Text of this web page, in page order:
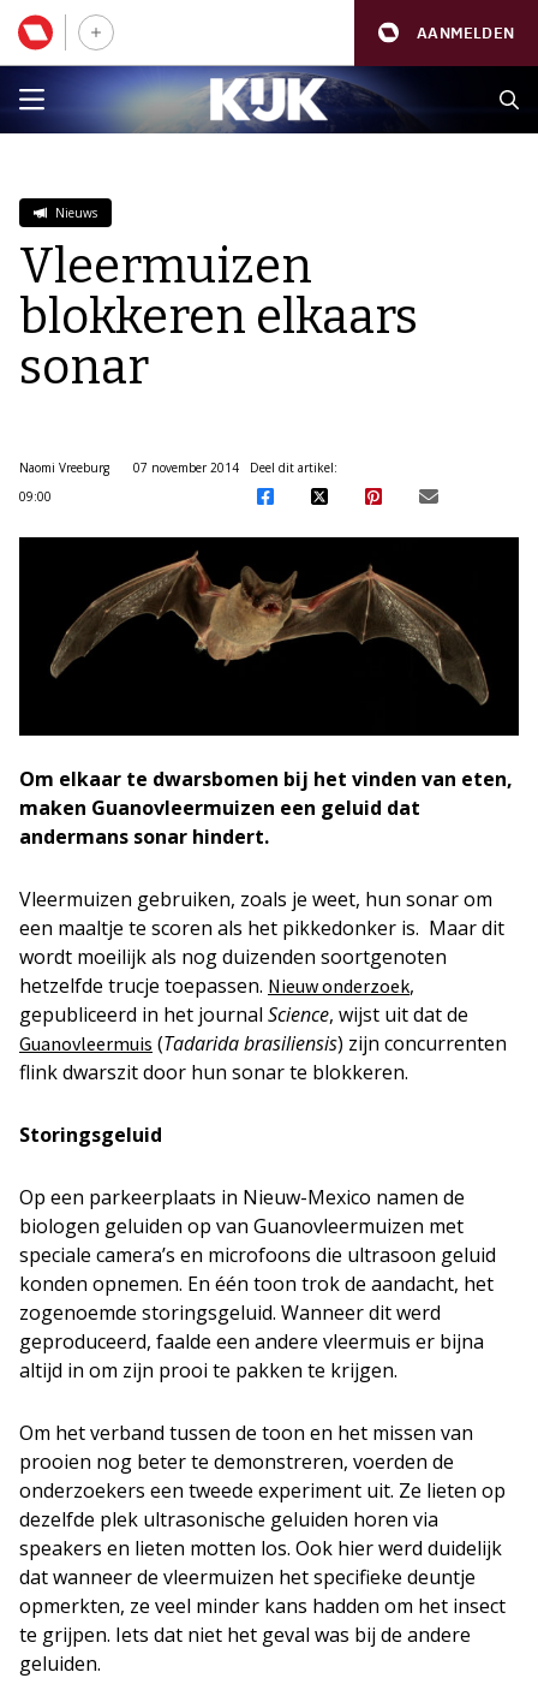
AANMELDEN
Nieuws
Vleermuizen
blokkeren elkaars
sonar
Naomi Vreeburg
07 november 2014
09:00
Deel dit artikel:
Om elkaar te dwarsbomen bij het vinden van eten,
maken Guanovleermuizen een geluid dat
andermans sonar hindert.
Vleermuizen gebruiken, zoals je weet, hun sonar om
een maaltje te scoren als het pikkedonker is. Maar dit
wordt moeilijk als nog duizenden soortgenoten
hetzelfde trucje toepassen. Nieuw onderzoek,
gepubliceerd in het journal Science, wijst uit dat de
Guanovleermuis (Tadarida brasiliensis) zijn concurrenten
flink dwarszit door hun sonar te blokkeren.
Storingsgeluid
Op een parkeerplaats in Nieuw-Mexico namen de
biologen geluiden op van Guanovleermuizen met
speciale camera’s en microfoons die ultrasoon geluid
konden opnemen. En één toon trok de aandacht, het
zogenoemde storingsgeluid. Wanneer dit werd
geproduceerd, faalde een andere vleermuis er bijna
altijd in om zijn prooi te pakken te krijgen.
Om het verband tussen de toon en het missen van
prooien nog beter te demonstreren, voerden de
onderzoekers een tweede experiment uit. Ze lieten op
dezelfde plek ultrasonische geluiden horen via
speakers en lieten motten los. Ook hier werd duidelijk
dat wanneer de vleermuizen het specifieke deuntje
opmerkten, ze veel minder kans hadden om het insect
te grijpen. Iets dat niet het geval was bij de andere
geluiden.